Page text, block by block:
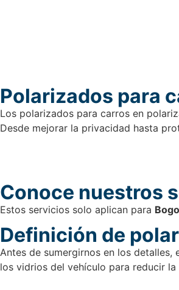
Polarizados para
Los polarizados para carros en
Desde mejorar la privacidad hasta
Conoce nuestros
Estos servicios solo aplican para
Definición de
Antes de sumergirnos en los
los vidrios del vehículo para reducir